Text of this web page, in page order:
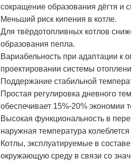
сокращение образования дёгтя и
Меньший риск кипения в котле.
Для твёрдотопливных котлов
образования пепла.
Вариабельность при адаптации к
проектировании системы
Поддержание стабильной
Простая регулировка дневного
обеспечивает 15%-20% экономии
Высокая функциональность в
наружная температура
Котлы, эксплуатируемые в
окружающую среду в связи со